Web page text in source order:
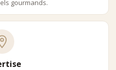
gourmands.